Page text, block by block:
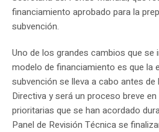
financiamiento aprobado para la
subvención.
Uno de los grandes cambios que se
modelo de financiamiento es que la
subvención se lleva a cabo antes
Directiva y será un proceso breve
prioritarias que se han acordado
Panel de Revisión Técnica se